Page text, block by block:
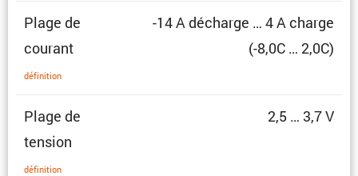
Plage de
courant
défini­tion
-14 A décharge … 4 A charge
(-8,0C … 2,0C)
Plage de
tension
défini­tion
2,5 … 3,7 V